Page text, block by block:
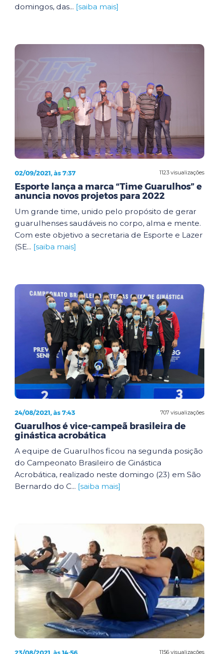
domingos, das... [saiba mais]
1123 visualizações
02/09/2021, às 7:37
Esporte lança a marca “Time Guarulhos” e
anuncia novos projetos para 2022
Um grande time, unido pelo propósito de gerar
guarulhenses saudáveis no corpo, alma e mente.
Com este objetivo a secretaria de Esporte e Lazer
(SE... [saiba mais]
707 visualizações
24/08/2021, às 7:43
Guarulhos é vice-campeã brasileira de
ginástica acrobática
A equipe de Guarulhos ficou na segunda posição
do Campeonato Brasileiro de Ginástica
Acrobática, realizado neste domingo (23) em São
Bernardo do C... [saiba mais]
1156 visualizações
23/08/2021, às 14:56